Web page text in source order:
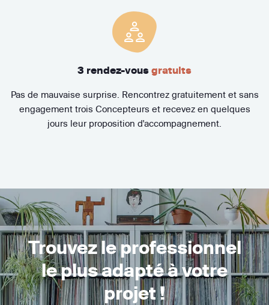
3 rendez-vous gratuits
Pas de mauvaise surprise. Rencontrez gratuitement et sans
engagement trois Concepteurs et recevez en quelques
jours leur proposition d'accompagnement.
Trouvez le professionnel
le plus adapté à votre
projet !